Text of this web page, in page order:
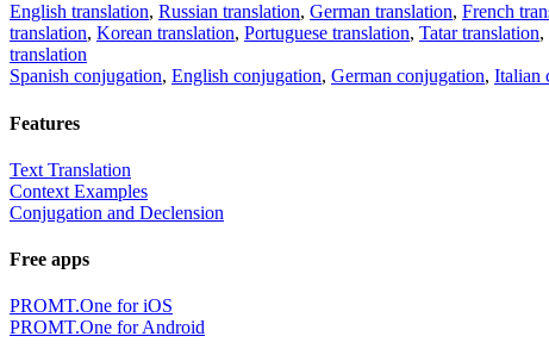
English translation, Russian translation, German translation, French
translation, Korean translation, Portuguese translation, Tatar translation,
translation
Spanish conjugation, English conjugation, German conjugation, Italian
Features
Text Translation
Context Examples
Conjugation and Declension
Free apps
PROMT.One for iOS
PROMT.One for Android